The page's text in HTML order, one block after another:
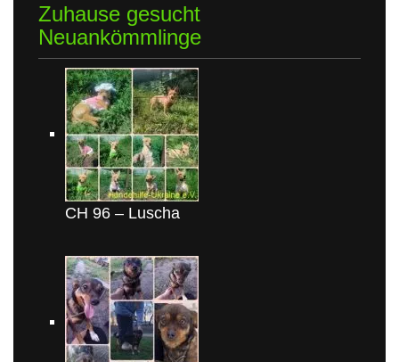
Zuhause gesucht
Neuankömmlinge
CH 96 – Luscha